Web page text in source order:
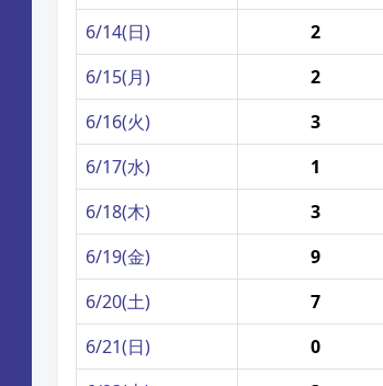
6/14(日)
2
6/15(月)
2
6/16(火)
3
6/17(水)
1
6/18(木)
3
6/19(金)
9
6/20(土)
7
6/21(日)
0